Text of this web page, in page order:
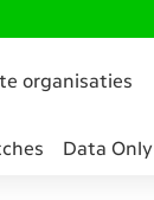
organisaties
Data Only